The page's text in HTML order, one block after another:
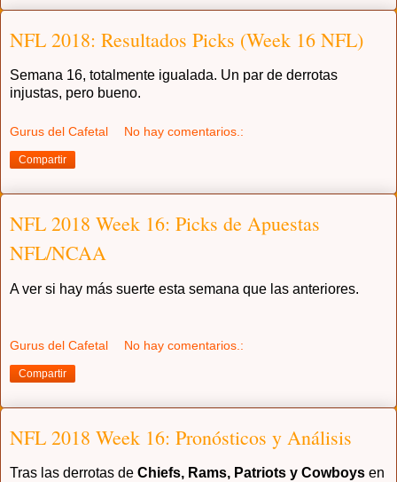
NFL 2018: Resultados Picks (Week 16 NFL)
Semana 16, totalmente igualada. Un par de derrotas
injustas, pero bueno.
Gurus del Cafetal No hay comentarios.:
Compartir
NFL 2018 Week 16: Picks de Apuestas
NFL/NCAA
A ver si hay más suerte esta semana que las anteriores.
Gurus del Cafetal No hay comentarios.:
Compartir
NFL 2018 Week 16: Pronósticos y Análisis
Tras las derrotas de Chiefs, Rams, Patriots y Cowboys en